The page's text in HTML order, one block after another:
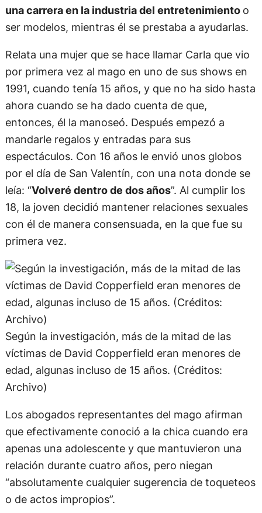
una carrera en la industria del entretenimiento o
ser modelos, mientras él se prestaba a ayudarlas.
Relata una mujer que se hace llamar Carla que vio
por primera vez al mago en uno de sus shows en
1991, cuando tenía 15 años, y que no ha sido hasta
ahora cuando se ha dado cuenta de que,
entonces, él la manoseó. Después empezó a
mandarle regalos y entradas para sus
espectáculos. Con 16 años le envió unos globos
por el día de San Valentín, con una nota donde se
leía: “Volveré dentro de dos años”. Al cumplir los
18, la joven decidió mantener relaciones sexuales
con él de manera consensuada, en la que fue su
primera vez.
Según la investigación, más de la mitad de las
víctimas de David Copperfield eran menores de
edad, algunas incluso de 15 años. (Créditos:
Archivo)
Los abogados representantes del mago afirman
que efectivamente conoció a la chica cuando era
apenas una adolescente y que mantuvieron una
relación durante cuatro años, pero niegan
“absolutamente cualquier sugerencia de toqueteos
o de actos impropios”.